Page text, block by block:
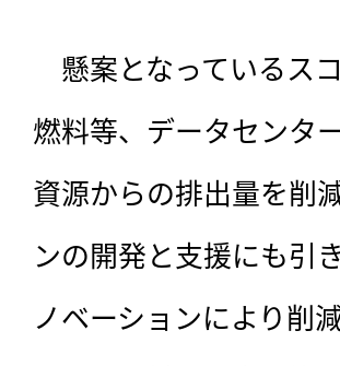
懸案となっているス
燃料等、データセンタ
資源からの排出量を削
ンの開発と支援にも引
ノベーションにより削